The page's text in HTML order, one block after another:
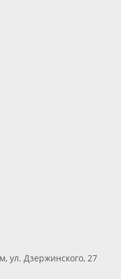
ул. Дзержинского, 27